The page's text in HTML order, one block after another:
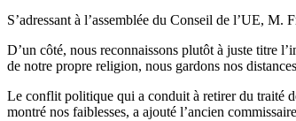
S’adressant à l’assemblée du Conseil de l’UE, M.
D’un côté, nous reconnaissons plutôt à juste titre
de notre propre religion, nous gardons nos
Le conflit politique qui a conduit à retirer du traité
montré nos faiblesses, a ajouté l’ancien